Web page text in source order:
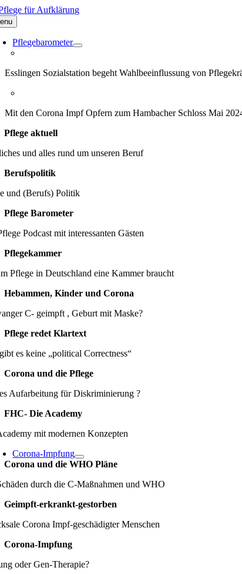
Zum
Inhalt
springen
Pflegebarometer
Esslingen Sozialstation begeht Wahlbeeinflussung von
Mit den Corona Impf Opfern zum Hambacher Schloss Mai
Pflege aktuell
und alles rund um unseren Beruf
Berufspolitik
und (Berufs) Politik
Pflege Barometer
Podcast mit interessanten Gästen
Pflegekammer
Pflege in Deutschland eine Kammer braucht
Hebammen, Kinder und Corona
C- geimpft , Geburt mit Maske?
Pflege redet Klartext
es keine „political Correctness“
Corona und die Pflege
Aufarbeitung für Diskriminierung ?
FHC- Die Academy
mit modernen Konzepten
Corona-Impfung
Corona und die WHO Pläne
durch die C-Maßnahmen und WHO
Geimpft-erkrankt-gestorben
Corona Impf-geschädigter Menschen
Corona-Impfung
oder Gen-Therapie?